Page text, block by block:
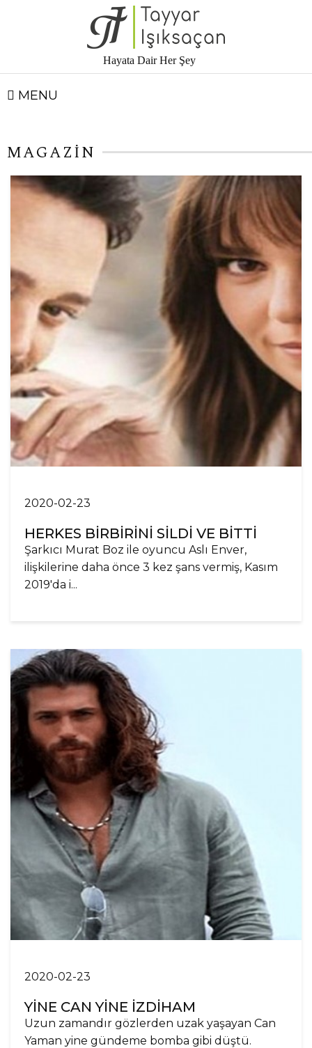
Hayata Dair Her Şey
MENU
MAGAZİN
2020-02-23
HERKES BİRBİRİNİ SİLDİ VE BİTTİ
Şarkıcı Murat Boz ile oyuncu Aslı Enver,
ilişkilerine daha önce 3 kez şans vermiş, Kasım
2019'da i...
2020-02-23
YİNE CAN YİNE İZDİHAM
Uzun zamandır gözlerden uzak yaşayan Can
Yaman yine gündeme bomba gibi düştü.